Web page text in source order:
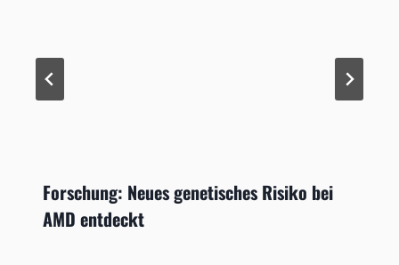
Forschung: Neues genetisches Risiko bei
AMD entdeckt